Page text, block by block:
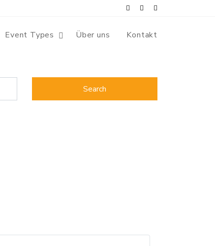
Event Types Über uns Kontakt